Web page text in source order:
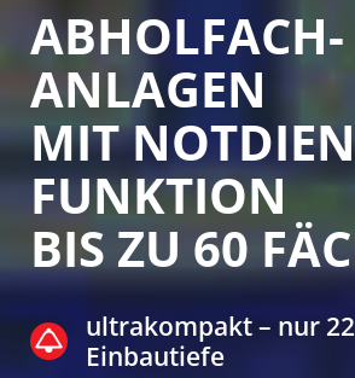
ABHOLFACH­
ANLAGEN
MIT
FUNKTION
BIS ZU 60
ultrakompakt – nur
Einbautiefe